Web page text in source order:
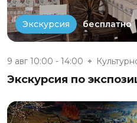
Экскурсия бесплатно
9 авг 10:00 - 14:00
Экскурсия по